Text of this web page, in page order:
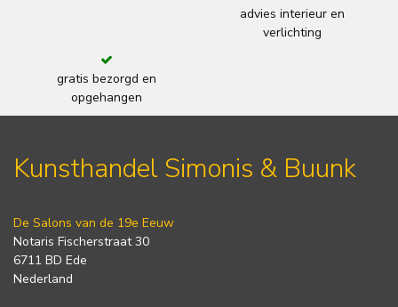
advies interieur en
verlichting
gratis bezorgd en
opgehangen
Kunsthandel Simonis & Buunk
De Salons van de 19e Eeuw
Notaris Fischerstraat 30
6711 BD Ede
Nederland